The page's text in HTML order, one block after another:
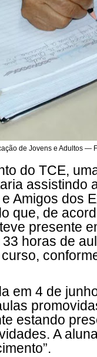
de Jovens e Adultos —
do TCE,
assistindo
Amigos dos
que, de
presente
horas de
em 4 de
estando
A